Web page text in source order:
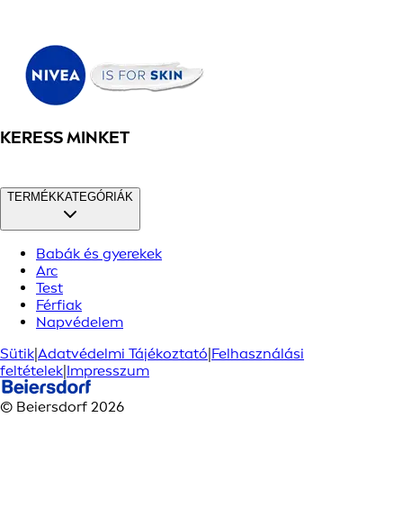
KERESS MINKET
TERMÉKKATEGÓRIÁK
Babák és gyerekek
Arc
Test
Férfiak
Napvédelem
Sütik Adatvédelmi Tájékoztató Felhasználási
feltételek Impresszum
© Beiersdorf 2026